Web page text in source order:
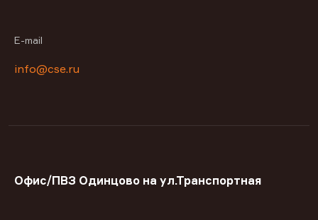
E-mail
info@cse.ru
Офис/ПВЗ Одинцово на ул.Транспортная